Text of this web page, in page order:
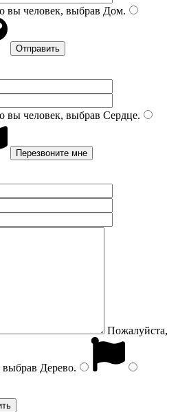
вы человек, выбрав Дом.
вы человек, выбрав Сердце.
Пожалуйста,
выбрав Дерево.